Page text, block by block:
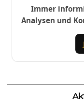
Immer
Analysen und